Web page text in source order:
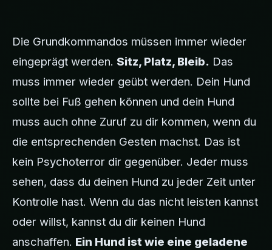
Die Grundkommandos müssen immer wieder
eingeprägt werden. Sitz, Platz, Bleib. Das
muss immer wieder geübt werden. Dein Hund
sollte bei Fuß gehen können und dein Hund
muss auch ohne Zuruf zu dir kommen, wenn du
die entsprechenden Gesten machst. Das ist
kein Psychoterror dir gegenüber. Jeder muss
sehen, dass du deinen Hund zu jeder Zeit unter
Kontrolle hast. Wenn du das nicht leisten kannst
oder willst, kannst du dir keinen Hund
anschaffen. Ein Hund ist wie eine geladene